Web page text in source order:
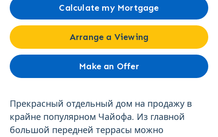
Calculate my Mortgage
Arrange a Viewing
Make an Offer
Прекрасный отдельный дом на продажу в
крайне популярном Чайофа. Из главной
большой передней террасы можно